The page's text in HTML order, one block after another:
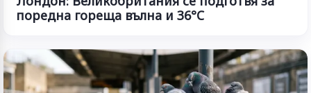
поредна гореща вълна и 36°C